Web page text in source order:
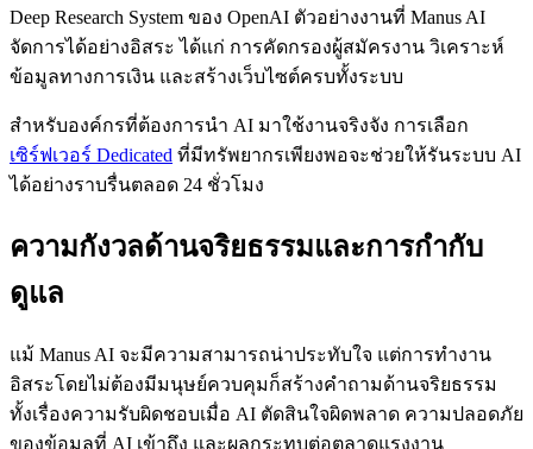
Deep Research System ของ OpenAI ตัวอย่างงานที่ Manus AI
จัดการได้อย่างอิสระ ได้แก่ การคัดกรองผู้สมัครงาน วิเคราะห์
ข้อมูลทางการเงิน และสร้างเว็บไซต์ครบทั้งระบบ
สำหรับองค์กรที่ต้องการนำ AI มาใช้งานจริงจัง การเลือก
เซิร์ฟเวอร์ Dedicated ที่มีทรัพยากรเพียงพอจะช่วยให้รันระบบ AI
ได้อย่างราบรื่นตลอด 24 ชั่วโมง
ความกังวลด้านจริยธรรมและการกำกับ
ดูแล
แม้ Manus AI จะมีความสามารถน่าประทับใจ แต่การทำงาน
อิสระโดยไม่ต้องมีมนุษย์ควบคุมก็สร้างคำถามด้านจริยธรรม
ทั้งเรื่องความรับผิดชอบเมื่อ AI ตัดสินใจผิดพลาด ความปลอดภัย
ของข้อมูลที่ AI เข้าถึง และผลกระทบต่อตลาดแรงงาน